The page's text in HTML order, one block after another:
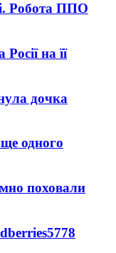
Робота ППО
на її
дочка
одного
поховали
5778